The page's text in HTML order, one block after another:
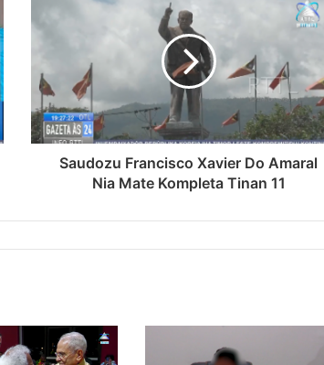
Saudozu Francisco Xavier Do Amaral
Nia Mate Kompleta Tinan 11